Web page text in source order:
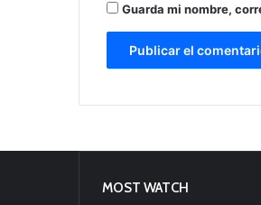
Guarda mi nombre,
MOST WATCH